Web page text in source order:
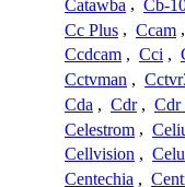
Catawba , Cb-
Cc Plus , Ccam ,
Ccdcam , Cci ,
Cctvman ,
Cda , Cdr , Cdr
Celestrom ,
Cellvision , Celu
Centechia ,